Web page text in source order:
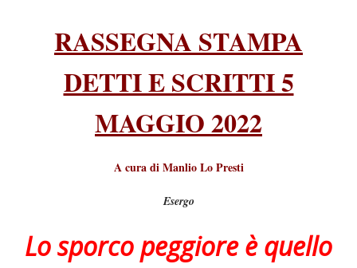
RASSEGNA STAMPA
DETTI E SCRITTI 5
MAGGIO 2022
A cura di Manlio Lo Presti
Esergo
Lo sporco peggiore è quello